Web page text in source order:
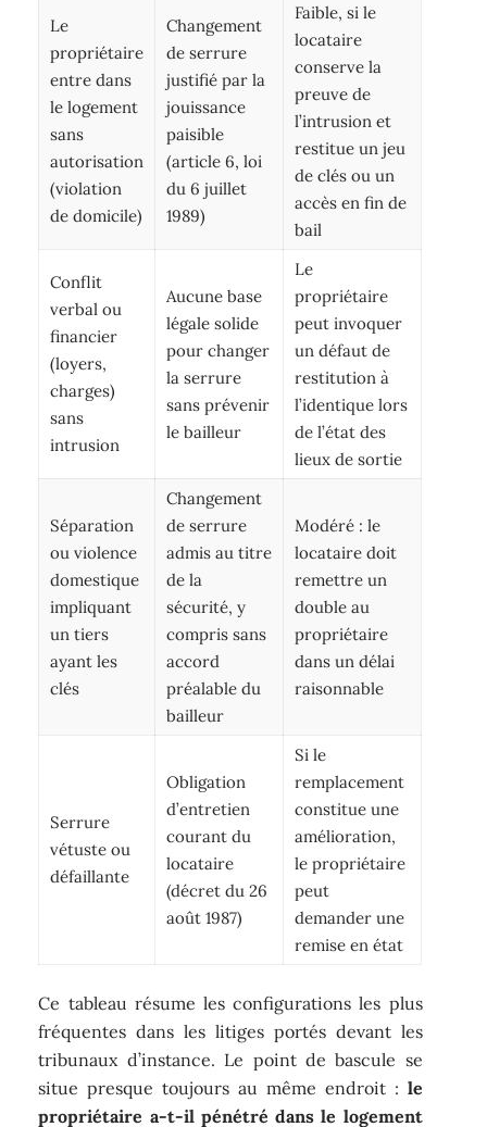
Le
propriétaire
entre dans
le logement
sans
autorisation
(violation
de domicile)
Changement
de serrure
justifié par la
jouissance
paisible
(article 6, loi
du 6 juillet
1989)
Faible, si le
locataire
conserve la
preuve de
l’intrusion et
restitue un jeu
de clés ou un
accès en fin de
bail
Conflit
verbal ou
financier
(loyers,
charges)
sans
intrusion
Aucune base
légale solide
pour changer
la serrure
sans prévenir
le bailleur
Le
propriétaire
peut invoquer
un défaut de
restitution à
l’identique lors
de l’état des
lieux de sortie
Séparation
ou violence
domestique
impliquant
un tiers
ayant les
clés
Changement
de serrure
admis au titre
de la
sécurité, y
compris sans
accord
préalable du
bailleur
Modéré : le
locataire doit
remettre un
double au
propriétaire
dans un délai
raisonnable
Serrure
vétuste ou
défaillante
Obligation
d’entretien
courant du
locataire
(décret du 26
août 1987)
Si le
remplacement
constitue une
amélioration,
le propriétaire
peut
demander une
remise en état
Ce tableau résume les configurations les plus
fréquentes dans les litiges portés devant les
tribunaux d’instance. Le point de bascule se
situe presque toujours au même endroit : le
propriétaire a-t-il pénétré dans le logement